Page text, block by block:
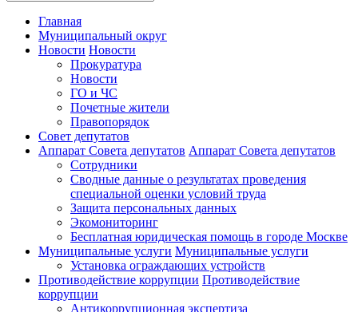
Главная
Муниципальный округ
Новости Новости
Прокуратура
Новости
ГО и ЧС
Почетные жители
Правопорядок
Совет депутатов
Аппарат Совета депутатов Аппарат Совета депутатов
Сотрудники
Сводные данные о результатах проведения
специальной оценки условий труда
Защита персональных данных
Экомониторинг
Бесплатная юридическая помощь в городе Москве
Муниципальные услуги Муниципальные услуги
Установка ограждающих устройств
Противодействие коррупции Противодействие
коррупции
Антикоррупционная экспертиза